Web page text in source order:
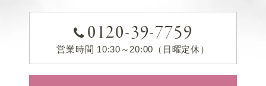
0120-39-7759
営業時間 10:30～20:00（日曜定休）